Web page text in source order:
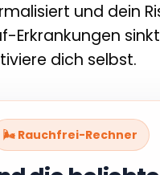
und dein
Erkrankungen
dich selbst.
🌬️ Rauchfrei-Rechner